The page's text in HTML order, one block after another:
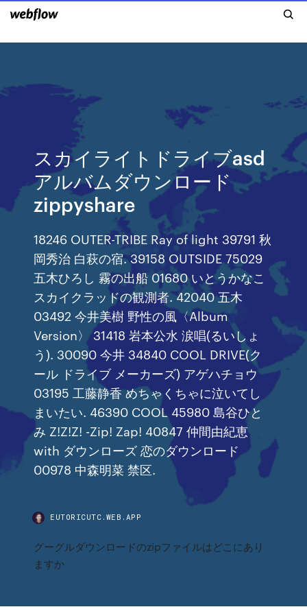
スカイライトドライブasd
アルバムダウンロード
zippyshare
18246 OUTER-TRIBE Ray of light 39791 秋
岡秀治 白萩の宿. 39158 OUTSIDE 75029
五木ひろし 霧の出船 01680 いとうかなこ
スカイクラッドの観測者. 42040 五木
03492 今井美樹 野性の風〈Album
Version〉 31418 岩本公水 涙唱(るいしょ
う). 30090 今井 34840 COOL DRIVE(ク
ール ドライブ メーカーズ) アゲハチョウ
03195 工藤静香 めちゃくちゃに泣いてし
まいたい. 46390 COOL 45980 島谷ひと
み Z!Z!Z! -Zip! Zap! 40847 仲間由紀恵
with ダウンローズ 恋のダウンロード
00978 中森明菜 禁区.
EUTORICUTC.WEB.APP
グーグルダウンロードのzipファイルはどこにあり
ますか